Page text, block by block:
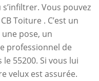
Vous pouvez
Toiture . C’est un
pose, un
professionnel de
55200. Si vous lui
velux est assurée.